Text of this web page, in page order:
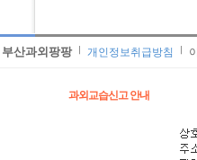
부산과외팡팡 개인정보취급방침
과외교습신고 안내